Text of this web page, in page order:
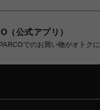
（公式アプリ）
でのお買い物がオトクに